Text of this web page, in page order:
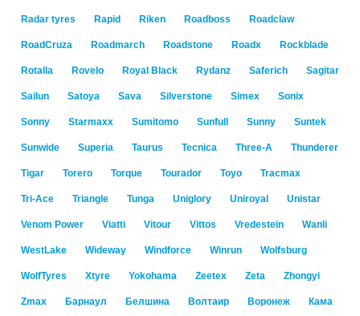
Radar tyres Rapid Riken Roadboss Roadclaw
RoadCruza Roadmarch Roadstone Roadx Rockblade
Rotalla Rovelo Royal Black Rydanz Saferich Sagitar
Sailun Satoya Sava Silverstone Simex Sonix
Sonny Starmaxx Sumitomo Sunfull Sunny Suntek
Sunwide Superia Taurus Tecnica Three-A Thunderer
Tigar Torero Torque Tourador Toyo Tracmax
Tri-Ace Triangle Tunga Uniglory Uniroyal Unistar
Venom Power Viatti Vitour Vittos Vredestein Wanli
WestLake Wideway Windforce Winrun Wolfsburg
WolfTyres Xtyre Yokohama Zeetex Zeta Zhongyi
Zmax Барнаул Белшина Волтаир Воронеж Кама